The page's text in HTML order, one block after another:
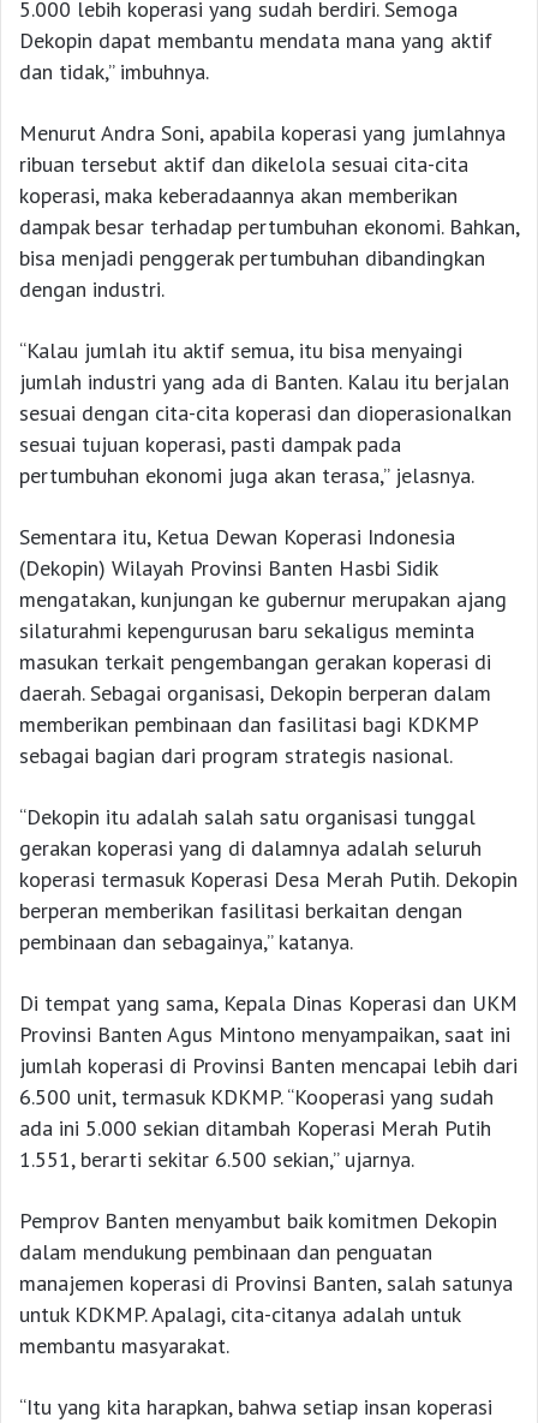
5.000 lebih koperasi yang sudah berdiri. Semoga
Dekopin dapat membantu mendata mana yang aktif
dan tidak,” imbuhnya.
Menurut Andra Soni, apabila koperasi yang jumlahnya
ribuan tersebut aktif dan dikelola sesuai cita-cita
koperasi, maka keberadaannya akan memberikan
dampak besar terhadap pertumbuhan ekonomi. Bahkan,
bisa menjadi penggerak pertumbuhan dibandingkan
dengan industri.
“Kalau jumlah itu aktif semua, itu bisa menyaingi
jumlah industri yang ada di Banten. Kalau itu berjalan
sesuai dengan cita-cita koperasi dan dioperasionalkan
sesuai tujuan koperasi, pasti dampak pada
pertumbuhan ekonomi juga akan terasa,” jelasnya.
Sementara itu, Ketua Dewan Koperasi Indonesia
(Dekopin) Wilayah Provinsi Banten Hasbi Sidik
mengatakan, kunjungan ke gubernur merupakan ajang
silaturahmi kepengurusan baru sekaligus meminta
masukan terkait pengembangan gerakan koperasi di
daerah. Sebagai organisasi, Dekopin berperan dalam
memberikan pembinaan dan fasilitasi bagi KDKMP
sebagai bagian dari program strategis nasional.
“Dekopin itu adalah salah satu organisasi tunggal
gerakan koperasi yang di dalamnya adalah seluruh
koperasi termasuk Koperasi Desa Merah Putih. Dekopin
berperan memberikan fasilitasi berkaitan dengan
pembinaan dan sebagainya,” katanya.
Di tempat yang sama, Kepala Dinas Koperasi dan UKM
Provinsi Banten Agus Mintono menyampaikan, saat ini
jumlah koperasi di Provinsi Banten mencapai lebih dari
6.500 unit, termasuk KDKMP. “Kooperasi yang sudah
ada ini 5.000 sekian ditambah Koperasi Merah Putih
1.551, berarti sekitar 6.500 sekian,” ujarnya.
Pemprov Banten menyambut baik komitmen Dekopin
dalam mendukung pembinaan dan penguatan
manajemen koperasi di Provinsi Banten, salah satunya
untuk KDKMP. Apalagi, cita-citanya adalah untuk
membantu masyarakat.
“Itu yang kita harapkan, bahwa setiap insan koperasi